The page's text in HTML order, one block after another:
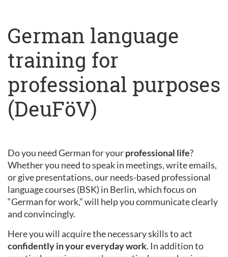
German language
training for
professional purposes
(DeuFöV)
Do you need German for yourprofessional life?
Whether you need to speak in meetings, write emails,
or give presentations, our needs-based professional
language courses (BSK) in Berlin, which focus on
“German for work,” will help you communicate clearly
and convincingly.
Here you will acquire the necessary skills to act
confidently in your everyday work. In addition to